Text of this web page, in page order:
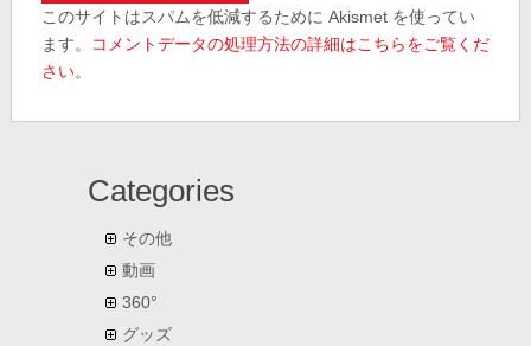
このサイトはスパムを低減するために Akismet を使ってい
ます。
コメントデータの処理方法の詳細はこちらをご覧くだ
さい。
Categories
その他
動画
360°
グッズ